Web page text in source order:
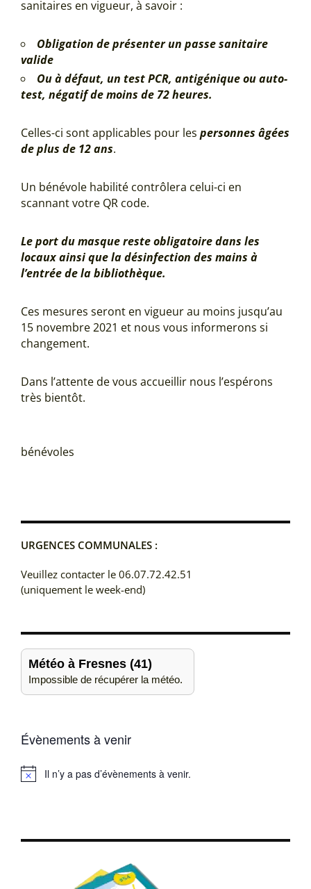
sanitaires en vigueur, à savoir :
Obligation de présenter un passe sanitaire
valide
Ou à défaut, un test PCR, antigénique ou auto-
test, négatif de moins de 72 heures.
Celles-ci sont applicables pour les personnes âgées
de plus de 12 ans.
Un bénévole habilité contrôlera celui-ci en
scannant votre QR code.
Le port du masque reste obligatoire dans les
locaux ainsi que la désinfection des mains à
l’entrée de la bibliothèque.
Ces mesures seront en vigueur au moins jusqu’au
15 novembre 2021 et nous vous informerons si
changement.
Dans l’attente de vous accueillir nous l’espérons
très bientôt.
bénévoles
URGENCES COMMUNALES :
Veuillez contacter le 06.07.72.42.51
(uniquement le week-end)
Météo à Fresnes (41)
Impossible de récupérer la météo.
Évènements à venir
NoticeIl n’y a pas d’évènements à venir.